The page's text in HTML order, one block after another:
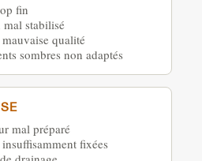
fin
stabilisé
qualité
sombres non adaptés
mal préparé
fixées